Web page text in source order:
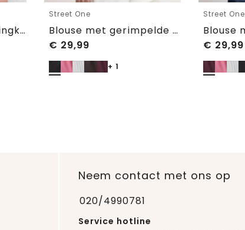
Blousetop met bowlingkraag en knoop
Street One
Blouse met gerimpelde ronde hals
€ 29,99
+ 1
Street One
€ 29,99
Neem contact met ons op
020/4990781
Service hotline